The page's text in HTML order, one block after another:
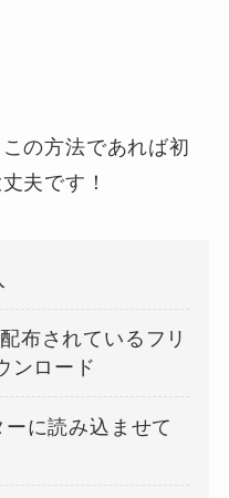
の方法であれば初
夫です！
布されているフリ
ンロード
に読み込ませて